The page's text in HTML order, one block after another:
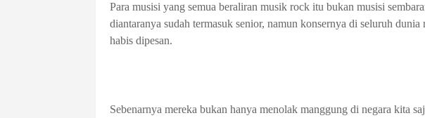
Para musisi yang semua beraliran musik rock itu bukan musisi
diantaranya sudah termasuk senior, namun konsernya di seluruh
habis dipesan.
Sebenarnya mereka bukan hanya menolak manggung di negara kita